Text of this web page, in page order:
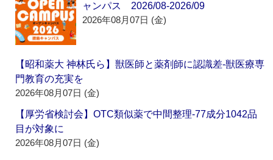
ャンパス 2026/08-2026/09
2026年08月07日 (金)
【昭和薬大 神林氏ら】獣医師と薬剤師に認識差‐獣医療専
門教育の充実を
2026年08月07日 (金)
【厚労省検討会】OTC類似薬で中間整理‐77成分1042品
目が対象に
2026年08月07日 (金)